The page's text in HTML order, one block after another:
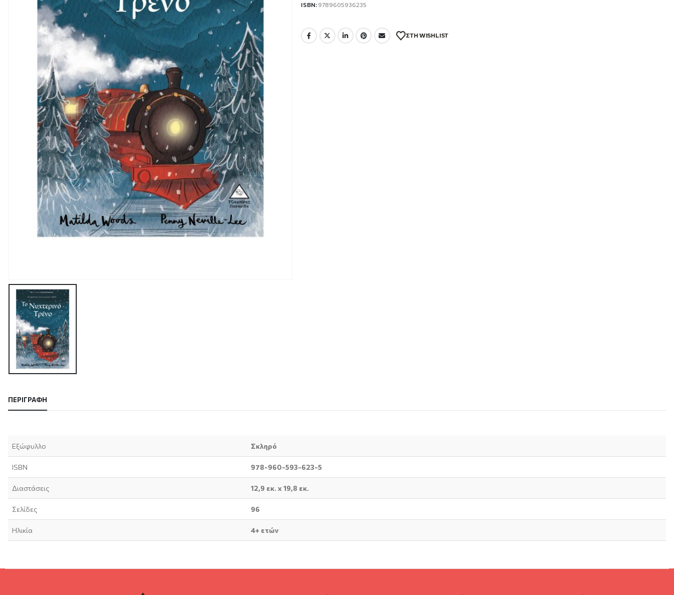
ISBN: 9789605936235
ΣΤΗ WISHLIST
ΠΕΡΙΓΡΑΦΉ
Εξώφυλλο Σκληρό
ISBN 978-960-593-623-5
Διαστάσεις 12,9 εκ. x 19,8 εκ.
Σελίδες 96
Ηλικία 4+ ετών